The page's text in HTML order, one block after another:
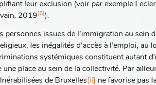
leur exclusion (voir par exemple
2019[6]).
personnes issues de l’immigration au sein
les inégalités d’accès à l’emploi, au
systémiques constituent autant
une place au sein de la collectivité. Par
de Bruxelles [ii] ne favorise pas